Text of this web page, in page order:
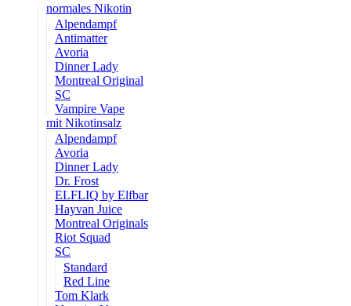
normales Nikotin
Alpendampf
Antimatter
Avoria
Dinner Lady
Montreal Original
SC
Vampire Vape
mit Nikotinsalz
Alpendampf
Avoria
Dinner Lady
Dr. Frost
ELFLIQ by Elfbar
Hayvan Juice
Montreal Originals
Riot Squad
SC
Standard
Red Line
Tom Klark